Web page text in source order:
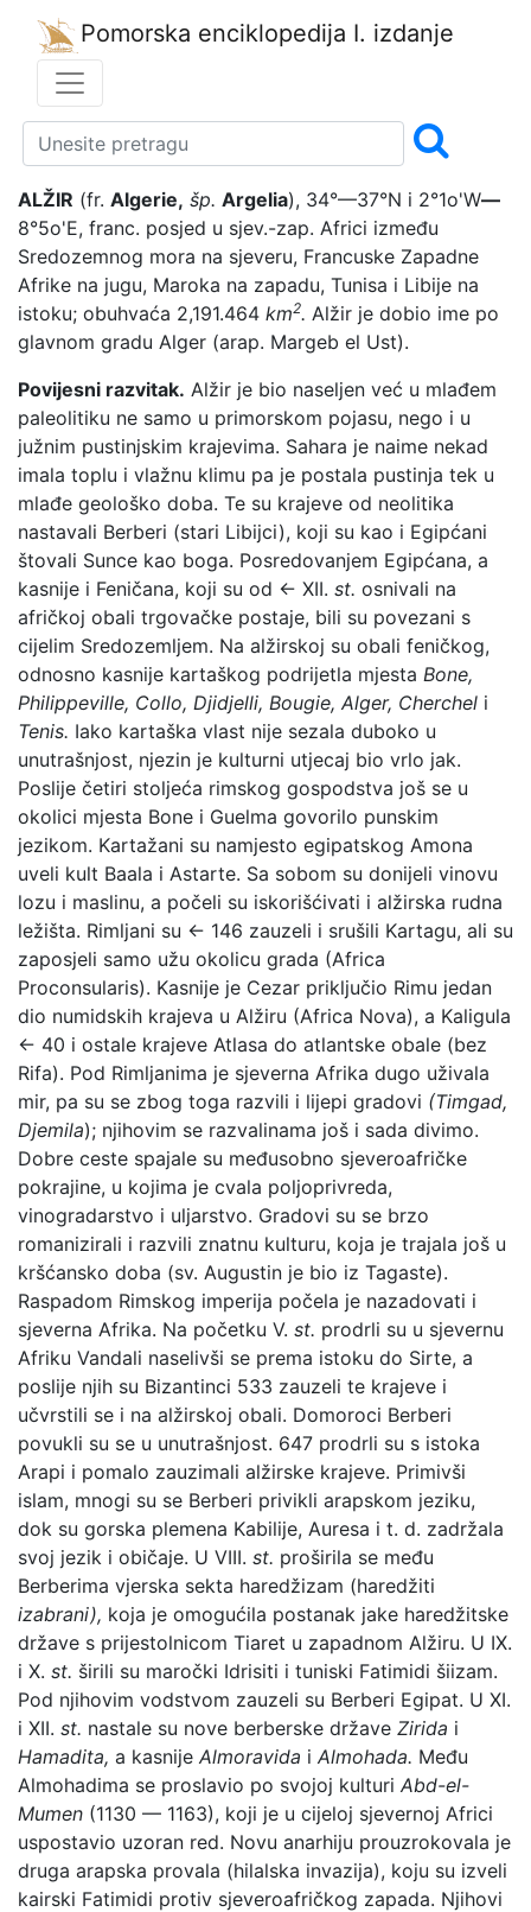
Pomorska enciklopedija I. izdanje
ALŽIR (fr. Algerie, šp. Argelia), 34°—37°N i 2°1o'W—
8°5o'E, franc. posjed u sjev.-zap. Africi između
Sredozemnog mora na sjeveru, Francuske Zapadne
Afrike na jugu, Maroka na zapadu, Tunisa i Libije na
istoku; obuhvaća 2,191.464 km2. Alžir je dobio ime po
glavnom gradu Alger (arap. Margeb el Ust).
Povijesni razvitak. Alžir je bio naseljen već u mlađem
paleolitiku ne samo u primorskom pojasu, nego i u
južnim pustinjskim krajevima. Sahara je naime nekad
imala toplu i vlažnu klimu pa je postala pustinja tek u
mlađe geološko doba. Te su krajeve od neolitika
nastavali Berberi (stari Libijci), koji su kao i Egipćani
štovali Sunce kao boga. Posredovanjem Egipćana, a
kasnije i Feničana, koji su od ← XII. st. osnivali na
afričkoj obali trgovačke postaje, bili su povezani s
cijelim Sredozemljem. Na alžirskoj su obali feničkog,
odnosno kasnije kartaškog podrijetla mjesta Bone,
Philippeville, Collo, Djidjelli, Bougie, Alger, Cherchel i
Tenis. Iako kartaška vlast nije sezala duboko u
unutrašnjost, njezin je kulturni utjecaj bio vrlo jak.
Poslije četiri stoljeća rimskog gospodstva još se u
okolici mjesta Bone i Guelma govorilo punskim
jezikom. Kartažani su namjesto egipatskog Amona
uveli kult Baala i Astarte. Sa sobom su donijeli vinovu
lozu i maslinu, a počeli su iskorišćivati i alžirska rudna
ležišta. Rimljani su ← 146 zauzeli i srušili Kartagu, ali su
zaposjeli samo užu okolicu grada (Africa
Proconsularis). Kasnije je Cezar priključio Rimu jedan
dio numidskih krajeva u Alžiru (Africa Nova), a Kaligula
← 40 i ostale krajeve Atlasa do atlantske obale (bez
Rifa). Pod Rimljanima je sjeverna Afrika dugo uživala
mir, pa su se zbog toga razvili i lijepi gradovi (Timgad,
Djemila); njihovim se razvalinama još i sada divimo.
Dobre ceste spajale su međusobno sjeveroafričke
pokrajine, u kojima je cvala poljoprivreda,
vinogradarstvo i uljarstvo. Gradovi su se brzo
romanizirali i razvili znatnu kulturu, koja je trajala još u
kršćansko doba (sv. Augustin je bio iz Tagaste).
Raspadom Rimskog imperija počela je nazadovati i
sjeverna Afrika. Na početku V. st. prodrli su u sjevernu
Afriku Vandali naselivši se prema istoku do Sirte, a
poslije njih su Bizantinci 533 zauzeli te krajeve i
učvrstili se i na alžirskoj obali. Domoroci Berberi
povukli su se u unutrašnjost. 647 prodrli su s istoka
Arapi i pomalo zauzimali alžirske krajeve. Primivši
islam, mnogi su se Berberi privikli arapskom jeziku,
dok su gorska plemena Kabilije, Auresa i t. d. zadržala
svoj jezik i običaje. U VIII. st. proširila se među
Berberima vjerska sekta haredžizam (haredžiti
izabrani), koja je omogućila postanak jake haredžitske
države s prijestolnicom Tiaret u zapadnom Alžiru. U IX.
i X. st. širili su maročki Idrisiti i tuniski Fatimidi šiizam.
Pod njihovim vodstvom zauzeli su Berberi Egipat. U XI.
i XII. st. nastale su nove berberske države Zirida i
Hamadita, a kasnije Almoravida i Almohada. Među
Almohadima se proslavio po svojoj kulturi Abd-el-
Mumen (1130 — 1163), koji je u cijeloj sjevernoj Africi
uspostavio uzoran red. Novu anarhiju prouzrokovala je
druga arapska provala (hilalska invazija), koju su izveli
kairski Fatimidi protiv sjeveroafričkog zapada. Njihovi